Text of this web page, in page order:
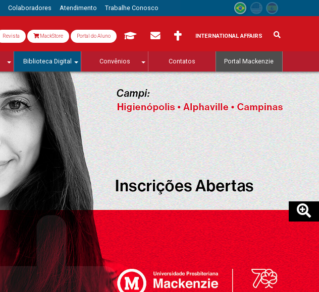
Colaboradores Atendimento Trabalhe Conosco
Revista MackStore Portal do Aluno INTERNATIONAL AFFAIRS
Biblioteca Digital Convênios Contatos Portal Mackenzie